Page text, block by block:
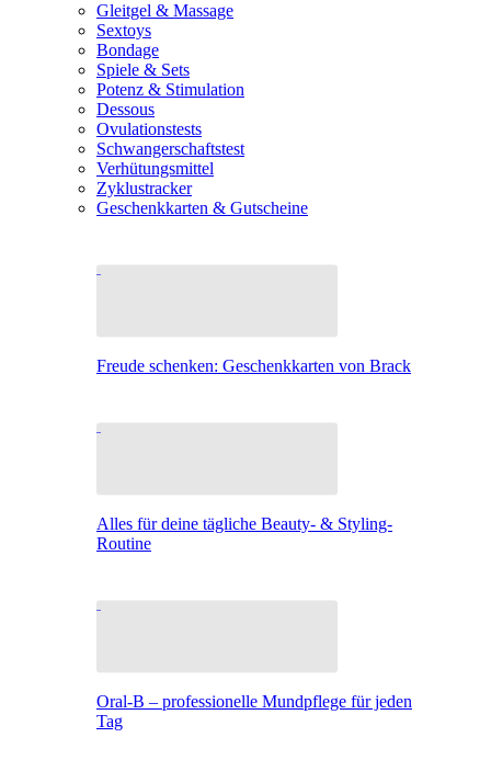
Gleitgel & Massage
Sextoys
Bondage
Spiele & Sets
Potenz & Stimulation
Dessous
Ovulationstests
Schwangerschaftstest
Verhütungsmittel
Zyklustracker
Geschenkkarten & Gutscheine
Freude schenken: Geschenkkarten von Brack
Alles für deine tägliche Beauty- & Styling-
Routine
Oral-B – professionelle Mundpflege für jeden
Tag